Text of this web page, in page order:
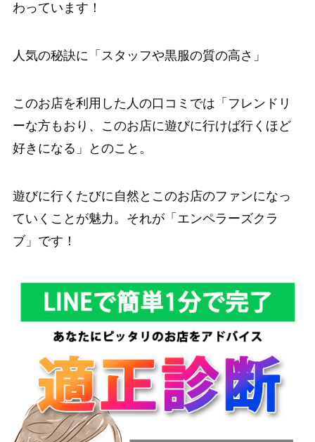
わっています！
人気の秘訣に「スタッフや黒服の質の高さ」
このお店を利用した人の口コミでは「フレンドリ
ーな方もおり、このお店に遊びに行けば行くほど
好きになる」とのこと。
遊びに行くたびに自然とこのお店のファンになっ
ていくことが魅力。それが「エンペラーズクラ
ブ」です！